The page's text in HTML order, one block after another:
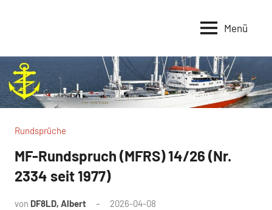
Runde
e.V.
e.V.
Menü
Rundsprüche
MF-Rundspruch (MFRS) 14/26 (Nr.
2334 seit 1977)
von DF8LD, Albert 2026-04-08